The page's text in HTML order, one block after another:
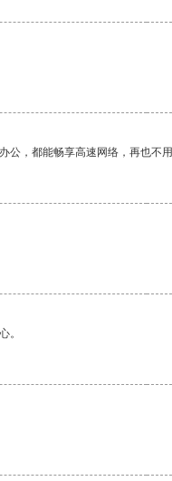
，都能畅享高速网络，再也
。